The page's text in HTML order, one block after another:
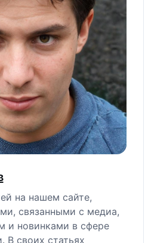
на нашем сайте,
связанными с медиа,
и новинками в сфере
В своих статьях